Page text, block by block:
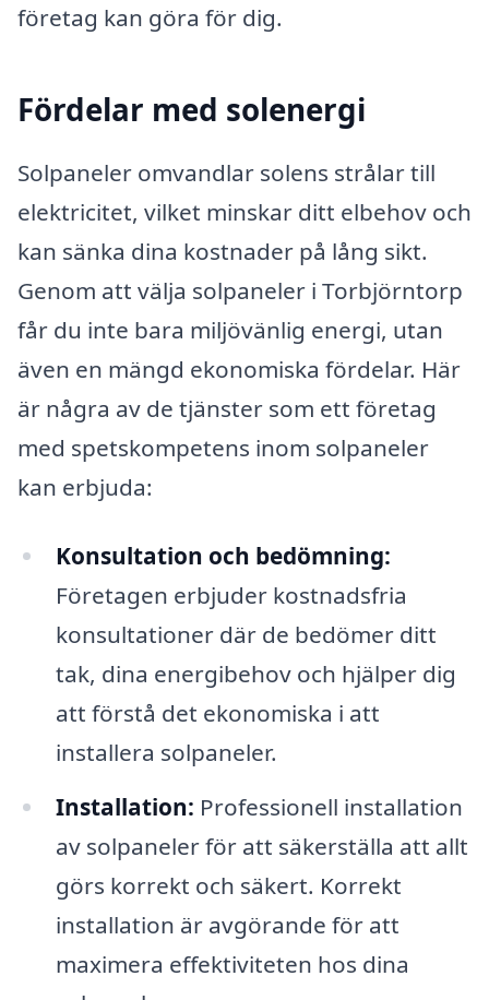
företag kan göra för dig.
Fördelar med solenergi
Solpaneler omvandlar solens strålar till
elektricitet, vilket minskar ditt elbehov och
kan sänka dina kostnader på lång sikt.
Genom att välja solpaneler i Torbjörntorp
får du inte bara miljövänlig energi, utan
även en mängd ekonomiska fördelar. Här
är några av de tjänster som ett företag
med spetskompetens inom solpaneler
kan erbjuda:
Konsultation och bedömning:
Företagen erbjuder kostnadsfria
konsultationer där de bedömer ditt
tak, dina energibehov och hjälper dig
att förstå det ekonomiska i att
installera solpaneler.
Installation: Professionell installation
av solpaneler för att säkerställa att allt
görs korrekt och säkert. Korrekt
installation är avgörande för att
maximera effektiviteten hos dina